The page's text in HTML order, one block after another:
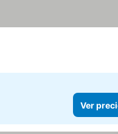
Ver